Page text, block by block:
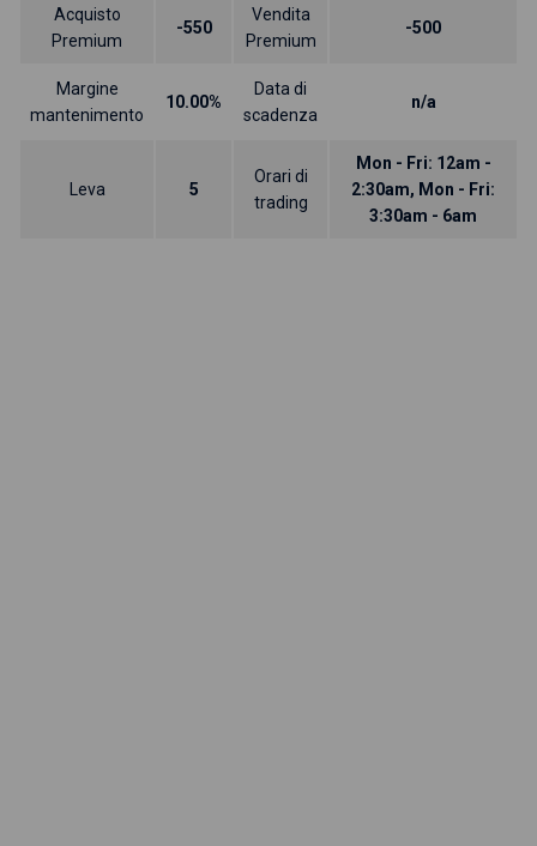
Acquisto
Premium
-550
Vendita
Premium
-500
Margine
mantenimento
10.00%
Data di
scadenza
n/a
Leva 5
Orari di
trading
Mon - Fri: 12am -
2:30am, Mon - Fri:
3:30am - 6am